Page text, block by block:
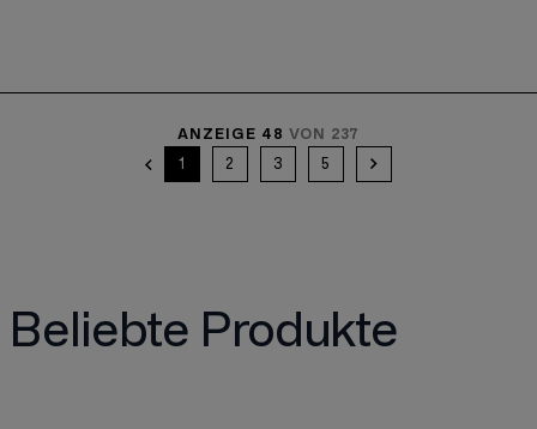
ANZEIGE 48 VON 237
1
2 3 5
Beliebte Produkte